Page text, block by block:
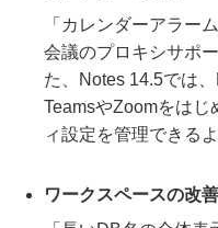
「カレンダーアラー
会議のプロキシサポ
た、Notes 14.5では
TeamsやZoomをはじ
ィ設定を管理できる
ワークスペースの改善